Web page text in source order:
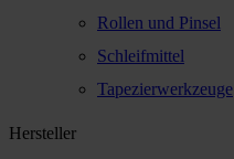
Rollen und Pinsel
Schleifmittel
Tapezierwerkzeuge
Hersteller